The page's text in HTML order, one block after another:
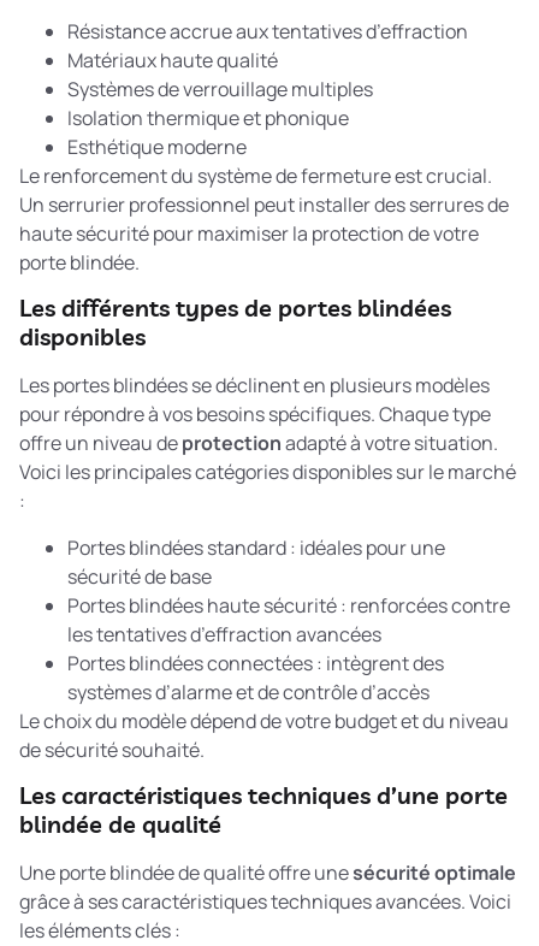
Résistance accrue aux tentatives d’effraction
Matériaux haute qualité
Systèmes de verrouillage multiples
Isolation thermique et phonique
Esthétique moderne
Lerenforcement du système de fermetureest crucial.
Un serrurier professionnel peut installer des serrures de
haute sécurité pour maximiser la protection de votre
porte blindée.
Les différents types de portes blindées
disponibles
Les portes blindées se déclinent en plusieurs modèles
pour répondre à vos besoins spécifiques. Chaque type
offre un niveau deprotectionadapté à votre situation.
Voici les principales catégories disponibles sur le marché
:
Portes blindées standard : idéales pour une
sécurité de base
Portes blindées haute sécurité : renforcées contre
les tentatives d’effraction avancées
Portes blindées connectées : intègrent des
systèmes d’alarme et de contrôle d’accès
Le choix du modèle dépend de votre budget et du niveau
de sécurité souhaité.
Les caractéristiques techniques d’une porte
blindée de qualité
Une porte blindée de qualité offre unesécurité optimale
grâce à ses caractéristiques techniques avancées. Voici
les éléments clés :